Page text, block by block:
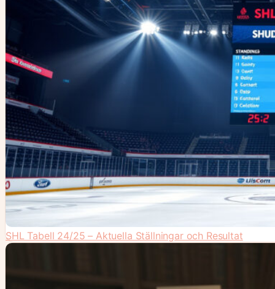
SHL Tabell 24/25 – Aktuella Ställningar och Resultat